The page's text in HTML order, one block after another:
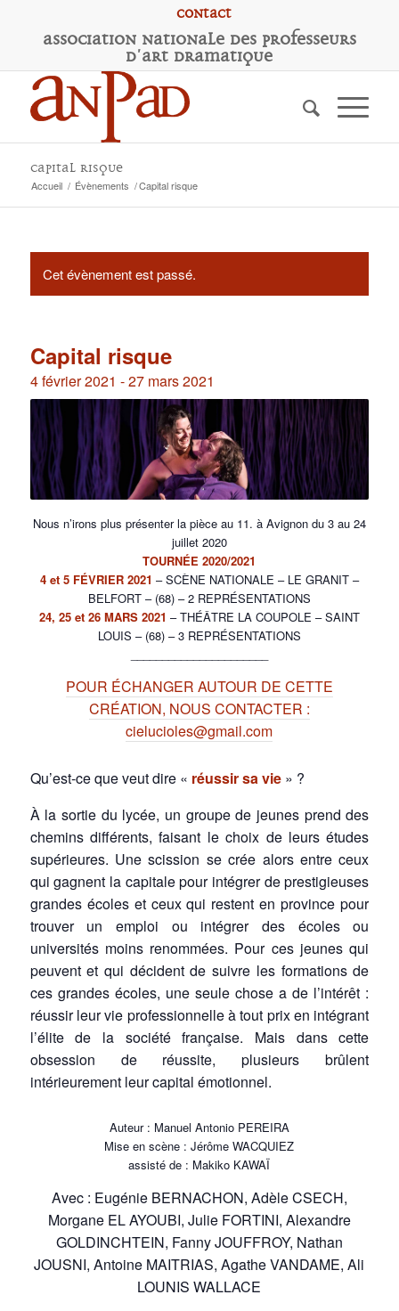
Contact
Association Nationale des Professeurs
d'Art Dramatique
Capital risque
Accueil / Évènements /Capital risque
Cet évènement est passé.
Capital risque
4 février 2021 -27 mars 2021
Nous n’irons plus présenter la pièce au 11. à Avignon du 3 au 24
juillet 2020
TOURNÉE 2020/2021
4 et 5 FÉVRIER 2021 – SCÈNE NATIONALE – LE GRANIT –
BELFORT – (68) – 2 REPRÉSENTATIONS
24, 25 et 26 MARS 2021 – THÉÂTRE LA COUPOLE – SAINT
LOUIS – (68) – 3 REPRÉSENTATIONS
POUR ÉCHANGER AUTOUR DE CETTE
CRÉATION, NOUS CONTACTER :
cielucioles@gmail.com
Qu’est-ce que veut dire « réussir sa vie» ?
À la sortie du lycée, un groupe de jeunes prend des
chemins différents, faisant le choix de leurs études
supérieures. Une scission se crée alors entre ceux
qui gagnent la capitale pour intégrer de prestigieuses
grandes écoles et ceux qui restent en province pour
trouver un emploi ou intégrer des écoles ou
universités moins renommées. Pour ces jeunes qui
peuvent et qui décident de suivre les formations de
ces grandes écoles, une seule chose a de l’intérêt :
réussir leur vie professionnelle à tout prix en intégrant
l’élite de la société française. Mais dans cette
obsession de réussite, plusieurs brûlent
intérieurement leur capital émotionnel.
Auteur : Manuel Antonio PEREIRA
Mise en scène : Jérôme WACQUIEZ
assisté de : Makiko KAWAÏ
Avec : Eugénie BERNACHON, Adèle CSECH,
Morgane EL AYOUBI, Julie FORTINI, Alexandre
GOLDINCHTEIN, Fanny JOUFFROY, Nathan
JOUSNI, Antoine MAITRIAS, Agathe VANDAME, Ali
LOUNIS WALLACE